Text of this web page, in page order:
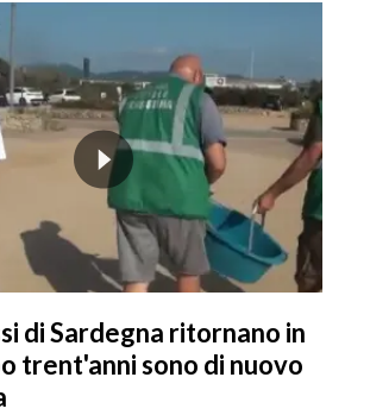
di Sardegna ritornano in
trent'anni sono di nuovo